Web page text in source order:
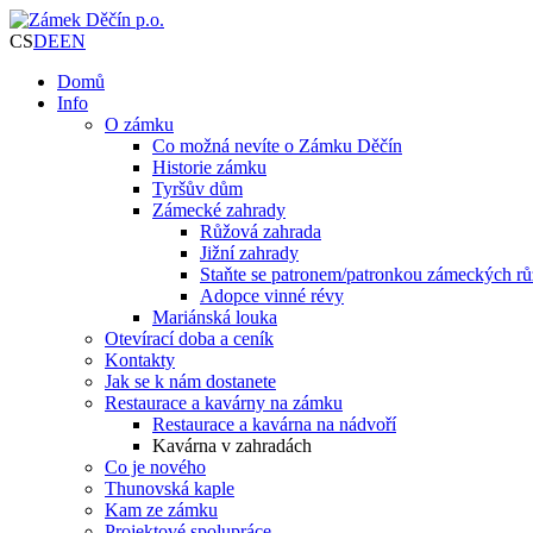
CSDEEN
Domů
Info
O zámku
Co možná nevíte o Zámku Děčín
Historie zámku
Tyršův dům
Zámecké zahrady
Růžová zahrada
Jižní zahrady
Staňte se patronem/patronkou zámeckých
Adopce vinné révy
Mariánská louka
Otevírací doba a ceník
Kontakty
Jak se k nám dostanete
Restaurace a kavárny na zámku
Restaurace a kavárna na nádvoří
Kavárna v zahradách
Co je nového
Thunovská kaple
Kam ze zámku